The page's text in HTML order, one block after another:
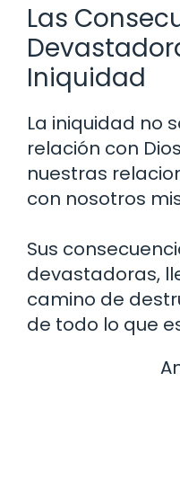
Las
Iniquidad
La iniquidad no
relación con
nuestras
con nosotros
Sus
devastadoras,
camino de
de todo lo que